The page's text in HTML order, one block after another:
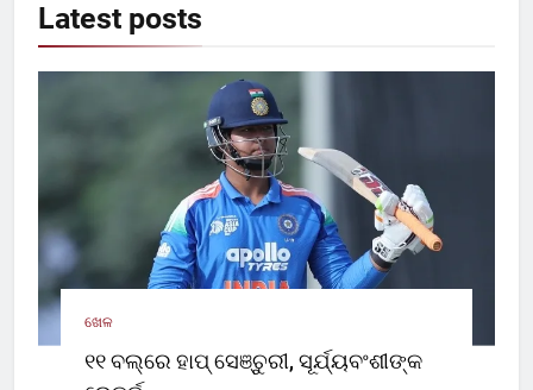
Latest posts
ଖେଳ
୧୧ ବଲ୍‌ରେ ହାପ୍ ସେଞ୍ଚୁରୀ, ସୂର୍ଯ୍ୟବଂଶୀଙ୍କ